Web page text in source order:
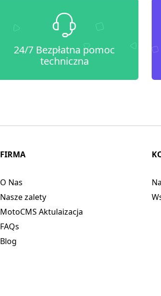
24/7 Bezpłatna pomoc
techniczna
FIRMA
O Nas
Nasze zalety
MotoCMS Aktulaizacja
FAQs
Blog